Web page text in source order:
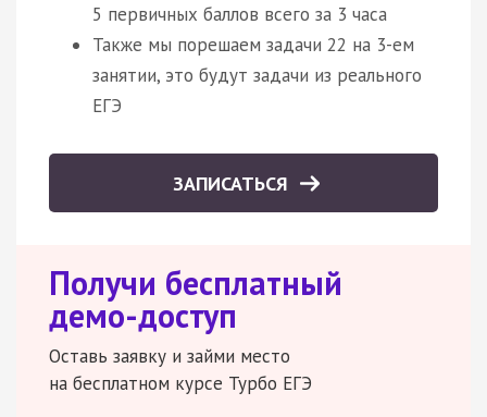
5 первичных баллов всего за 3 часа
Также мы порешаем задачи 22 на 3-ем
занятии, это будут задачи из реального
ЕГЭ
ЗАПИСАТЬСЯ
Получи бесплатный
демо-доступ
Оставь заявку и займи место
на бесплатном курсе Турбо ЕГЭ